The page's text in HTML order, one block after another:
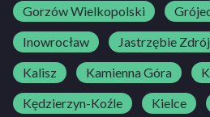
Gorzów Wielkopolski
Inowrocław
Jastrzębie Zdrój
Kalisz
Kamienna Góra
Kędzierzyn-Koźle
Kielce